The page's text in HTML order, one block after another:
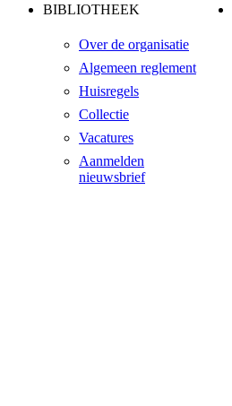
BIBLIOTHEEK
Over de organisatie
Algemeen reglement
Huisregels
Collectie
Vacatures
Aanmelden
nieuwsbrief